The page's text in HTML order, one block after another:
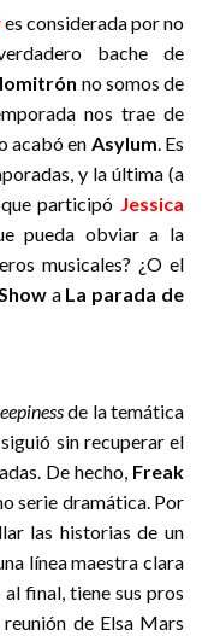
es considerada por no
bache de
no somos de
nos trae de
acabó en Asylum . Es
y la última (a
participó Jessica
pueda obviar a la
musicales? ¿O el
a La parada de
de la temática
siguió sin recuperar el
De hecho, Freak
serie dramática. Por
las historias de un
línea maestra clara
final, tiene sus pros
de Elsa Mars